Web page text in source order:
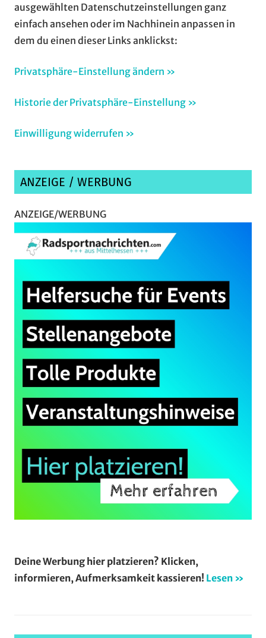
ausgewählten Datenschutzeinstellungen ganz
einfach ansehen oder im Nachhinein anpassen in
dem du einen dieser Links anklickst:
Privatsphäre-Einstellung ändern »
Historie der Privatsphäre-Einstellung »
Einwilligung widerrufen »
ANZEIGE / WERBUNG
ANZEIGE/WERBUNG
Deine Werbung hier platzieren? Klicken,
informieren, Aufmerksamkeit kassieren! Lesen »